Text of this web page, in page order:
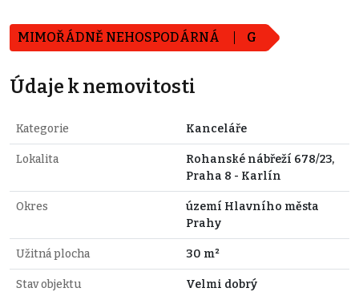
MIMOŘÁDNĚ NEHOSPODÁRNÁ G
Údaje k nemovitosti
Kategorie Kanceláře
Lokalita
Rohanské nábřeží 678/23,
Praha 8 - Karlín
Okres
území Hlavního města
Prahy
Užitná plocha 30 m²
Stav objektu Velmi dobrý